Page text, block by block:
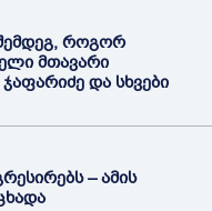
როგორ
მთავარი
და სხვები
– ამის